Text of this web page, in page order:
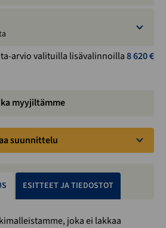
arvio valituilla lisävalinnoilla8 620€
myyjiltämme
suunnittelu
ESITTEET JA TIEDOSTOT
joka ei lakkaa